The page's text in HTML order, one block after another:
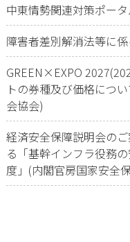
中東情勢関連対策ポー
障害者差別解消法等に
GREEN×EXPO
トの券種及び価格につ
会協会)
経済安全保障説明会の
る「基幹インフラ役務
度」(内閣官房国家安全